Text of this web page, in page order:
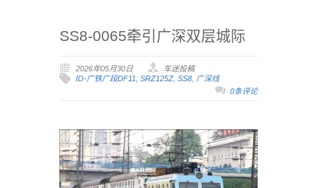
SS8-0065牵引广深双层城际
2026年05月30日
车迷投稿
ID-广铁广段DF11, SRZ125Z, SS8, 广深线
0条评论